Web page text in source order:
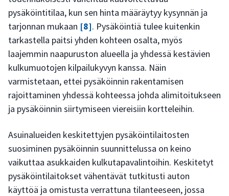
pysäköintitilaa, kun sen hinta määräytyy kysynnän ja
tarjonnan mukaan [8]. Pysäköintiä tulee kuitenkin
tarkastella paitsi yhden kohteen osalta, myös
laajemmin naapuruston alueella ja yhdessä kestävien
kulkumuotojen kilpailukyvyn kanssa. Näin
varmistetaan, ettei pysäköinnin rakentamisen
rajoittaminen yhdessä kohteessa johda alimitoitukseen
ja pysäköinnin siirtymiseen viereisiin kortteleihin.
Asuinalueiden keskitettyjen pysäköintilaitosten
suosiminen pysäköinnin suunnittelussa on keino
vaikuttaa asukkaiden kulkutapavalintoihin. Keskitetyt
pysäköintilaitokset vähentävät tutkitusti auton
käyttöä ja omistusta verrattuna tilanteeseen, jossa